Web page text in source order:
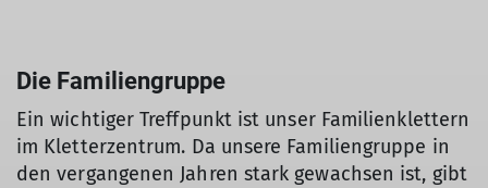
Die Familiengruppe
Ein wichtiger Treffpunkt ist unser Familienklettern
im Kletterzentrum. Da unsere Familiengruppe in
den vergangenen Jahren stark gewachsen ist, gibt